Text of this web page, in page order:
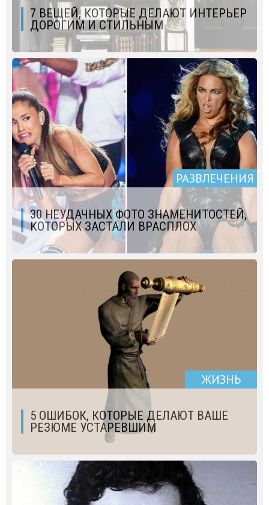
7 ВЕЩЕЙ, КОТОРЫЕ ДЕЛАЮТ ИНТЕРЬЕР
ДОРОГИМ И СТИЛЬНЫМ
РАЗВЛЕЧЕНИЯ
30 НЕУДАЧНЫХ ФОТО ЗНАМЕНИТОСТЕЙ,
КОТОРЫХ ЗАСТАЛИ ВРАСПЛОХ
ЖИЗНЬ
5 ОШИБОК, КОТОРЫЕ ДЕЛАЮТ ВАШЕ
РЕЗЮМЕ УСТАРЕВШИМ